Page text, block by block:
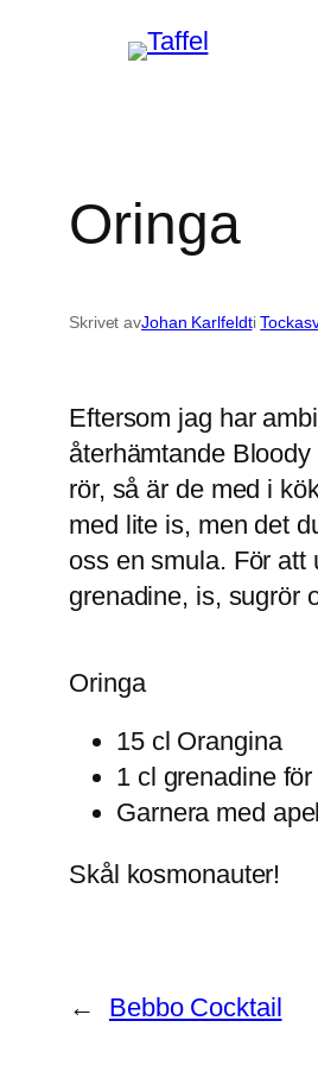
Oringa
Skrivet avJohan Karlfeldti
Eftersom jag har
återhämtande
rör, så är de med i
med lite is, men det
oss en smula. För att
grenadine, is, sugrör
Oringa
15 cl Orangina
1 cl grenadine
Garnera med
Skål kosmonauter!
← Bebbo Cocktail